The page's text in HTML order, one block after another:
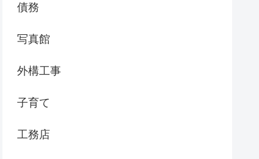
債務
写真館
外構工事
子育て
工務店